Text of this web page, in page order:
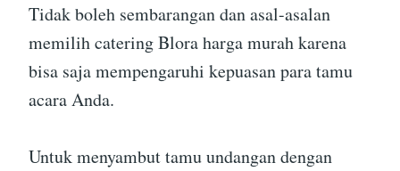
Tidak boleh sembarangan dan asal-asalan
memilih catering Blora harga murah karena
bisa saja mempengaruhi kepuasan para tamu
acara Anda.
Untuk menyambut tamu undangan dengan